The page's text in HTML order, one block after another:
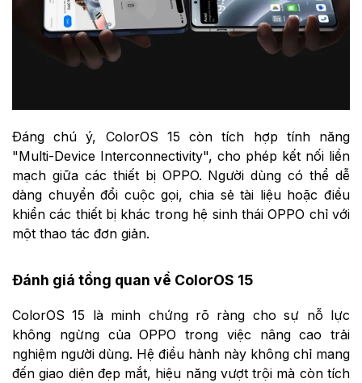
Đáng chú ý, ColorOS 15 còn tích hợp tính năng
"Multi-Device Interconnectivity", cho phép kết nối liền
mạch giữa các thiết bị OPPO. Người dùng có thể dễ
dàng chuyển đổi cuộc gọi, chia sẻ tài liệu hoặc điều
khiển các thiết bị khác trong hệ sinh thái OPPO chỉ với
một thao tác đơn giản.
Đánh giá tổng quan về ColorOS 15
ColorOS 15 là minh chứng rõ ràng cho sự nỗ lực
không ngừng của OPPO trong việc nâng cao trải
nghiệm người dùng. Hệ điều hành này không chỉ mang
đến giao diện đẹp mắt, hiệu năng vượt trội mà còn tích